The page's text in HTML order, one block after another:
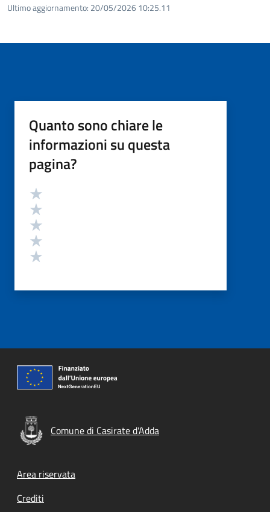
Ultimo aggiornamento: 20/05/2026 10:25.11
Quanto sono chiare le
informazioni su questa
pagina?
Valutazione
Comune di Casirate d'Adda
Footer menu
Area riservata
Crediti